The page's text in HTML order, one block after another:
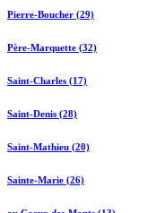
Pierre-Boucher (29)
Père-Marquette (32)
Saint-Charles (17)
Saint-Denis (28)
Saint-Mathieu (20)
Sainte-Marie (26)